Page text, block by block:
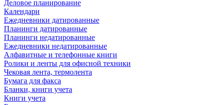
Деловое планирование
Календари
Ежедневники датированные
Планинги датированные
Планинги недатированные
Ежедневники недатированные
Алфавитные и телефонные книги
Ролики и ленты для офисной техники
Чековая лента, термолента
Бумага для факса
Бланки, книги учета
Книги учета